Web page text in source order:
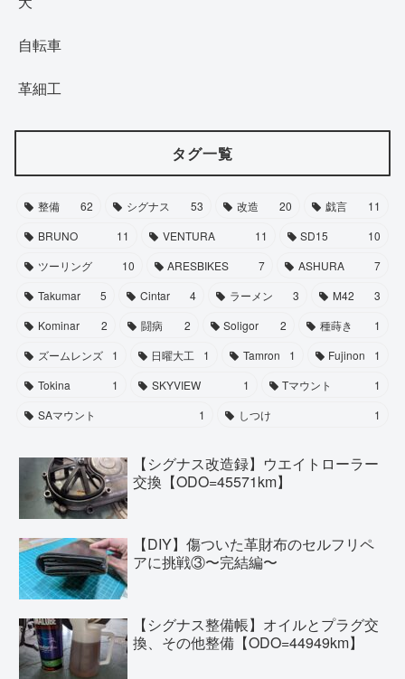
自転車
革細工
タグ一覧
整備 62 シグナス 53 改造 20 戯言
11
BRUNO
11 VENTURA 11 SD15
10
ツーリング
10 ARESBIKES 7 ASHURA
7
Takumar
5 Cintar 4 ラーメン 3 M42
3
Kominar
2 闘病 2 Soligor 2 種蒔き
1
ズームレンズ
1 日曜大工 1 Tamron 1 Fujinon
1
Tokina
1 SKYVIEW 1 Tマウント
1
SAマウント
1 しつけ 1
【シグナス改造録】ウエイトローラー
交換【ODO=45571km】
【DIY】傷ついた革財布のセルフリペ
アに挑戦③〜完結編〜
【シグナス整備帳】オイルとプラグ交
換、その他整備【ODO=44949km】